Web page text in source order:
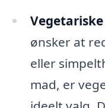
ønsker at
eller
mad, er